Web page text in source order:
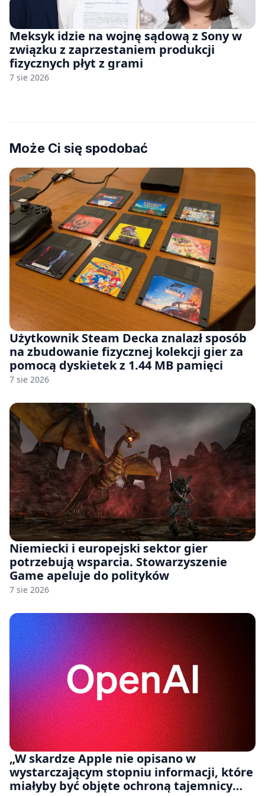
Meksyk idzie na wojnę sądową z Sony w
związku z zaprzestaniem produkcji
fizycznych płyt z grami
7 sie 2026
Może Ci się spodobać
Użytkownik Steam Decka znalazł sposób
na zbudowanie fizycznej kolekcji gier za
pomocą dyskietek z 1.44 MB pamięci
7 sie 2026
Niemiecki i europejski sektor gier
potrzebują wsparcia. Stowarzyszenie
Game apeluje do polityków
7 sie 2026
„W skardze Apple nie opisano w
wystarczającym stopniu informacji, które
miałyby być objęte ochroną tajemnicy